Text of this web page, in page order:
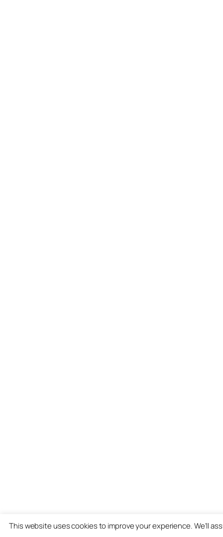
This website uses cookies to improve your experience. We'll